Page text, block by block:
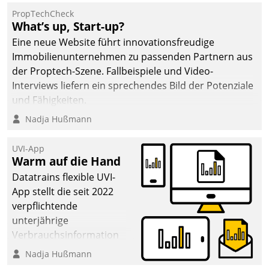
PropTechCheck
What’s up, Start-up?
Eine neue Website führt innovationsfreudige
Immobilienunternehmen zu passenden Partnern aus
der Proptech-Szene. Fallbeispiele und Video-
Interviews liefern ein sprechendes Bild der Potenziale
und Fähigkeiten.
Nadja Hußmann
UVI-App
Warm auf die Hand
Datatrains flexible UVI-
App stellt die seit 2022
verpflichtende
unterjährige
Verbrauchsinformation
schnell, zuverlässig und
Nadja Hußmann